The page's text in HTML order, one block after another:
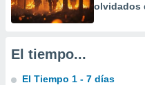
olvidados
El tiempo...
El Tiempo 1 - 7 días